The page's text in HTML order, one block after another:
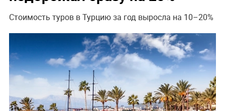
Стоимость туров в Турцию за год выросла на 10–20%